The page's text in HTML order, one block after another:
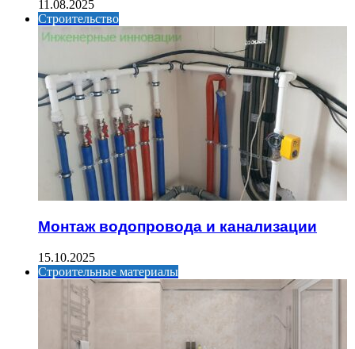
11.08.2025
Строительство
Монтаж водопровода и канализации
15.10.2025
Строительные материалы